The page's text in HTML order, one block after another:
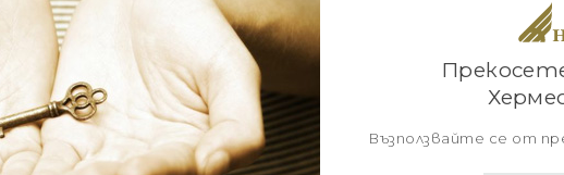
Възползвайте се от